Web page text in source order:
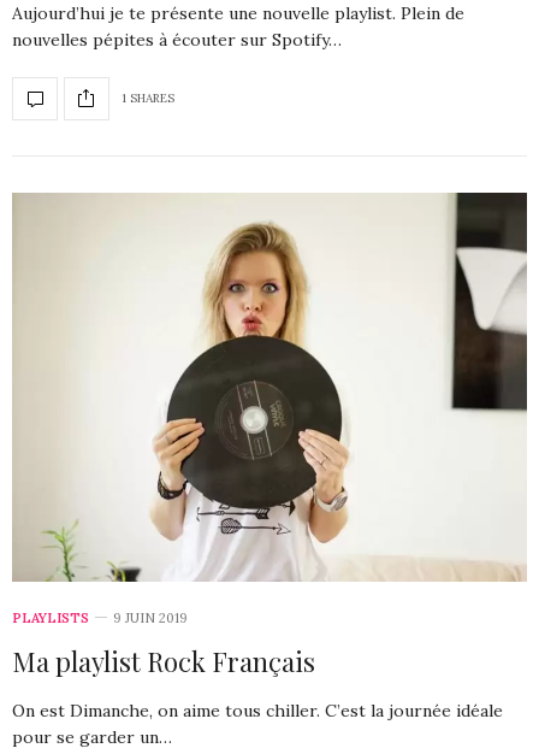
Aujourd’hui je te présente une nouvelle playlist. Plein de
nouvelles pépites à écouter sur Spotify…
1 SHARES
PLAYLISTS 9 JUIN 2019
Ma playlist Rock Français
On est Dimanche, on aime tous chiller. C’est la journée idéale
pour se garder un…